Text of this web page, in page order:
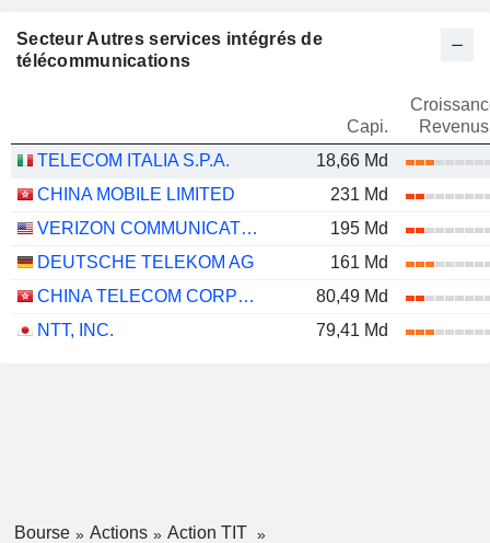
Secteur Autres services intégrés de
télécommunications
Capi.
Revenus
TELECOM ITALIA S.P.A.
18,66 Md
CHINA MOBILE LIMITED
231 Md
VERIZON COMMUNICATIONS, INC.
195 Md
DEUTSCHE TELEKOM AG
161 Md
CHINA TELECOM CORPORATION LIMITED
80,49 Md
NTT, INC.
79,41 Md
Bourse Actions
Action TIT